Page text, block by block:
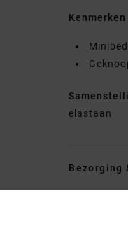
Kenmerken
elastaan
Bezorging